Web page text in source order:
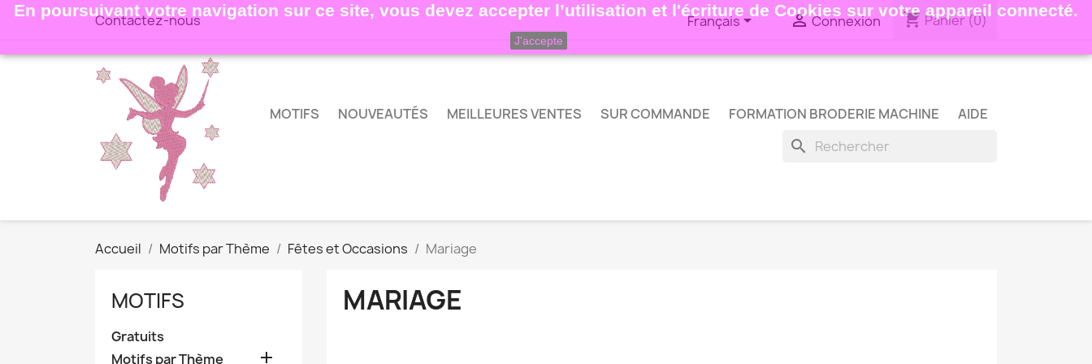
En poursuivant votre navigation sur ce site, vous devez accepter l’utilisation et l'écriture de Cookies sur votre appareil connecté.
J'accepte
Contactez-nous Français Connexion shopping_cart Panier(0)
MOTIFS NOUVEAUTÉS MEILLEURES VENTES SUR COMMANDE FORMATION BRODERIE MACHINE AIDE
search
Accueil Motifs par Thème Fêtes et Occasions Mariage
MOTIFS
Gratuits
Motifs par Thème

MARIAGE